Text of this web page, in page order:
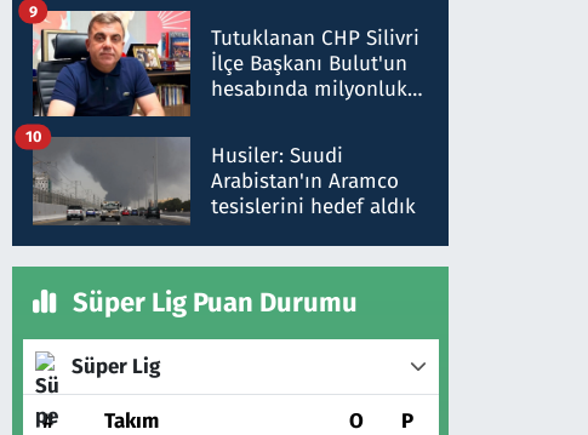
düşürüldüğü" iddiasını
yalanladı
Tutuklanan CHP Silivri
İlçe Başkanı Bulut'un
hesabında milyonluk
talimat verdi, ben
gönderdim
9
Husiler: Suudi
Arabistan'ın Aramco
tesislerini hedef aldık
10
Süper Lig Puan Durumu
Süper Lig
# Takım O P